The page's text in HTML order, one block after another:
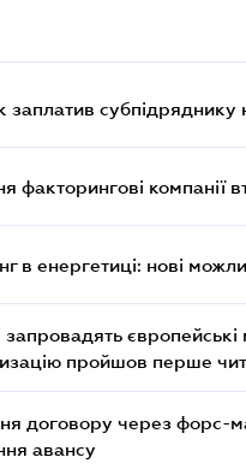
заплатив
факторингові компанії
в енергетиці: нові
запровадять
пройшов перше
договору через
авансу